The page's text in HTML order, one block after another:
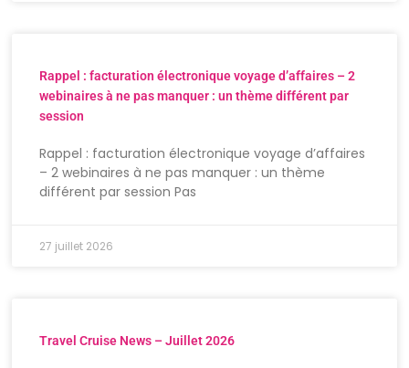
Rappel : facturation électronique voyage d’affaires – 2
webinaires à ne pas manquer : un thème différent par
session
Rappel : facturation électronique voyage d’affaires
– 2 webinaires à ne pas manquer : un thème
différent par session Pas
27 juillet 2026
Travel Cruise News – Juillet 2026